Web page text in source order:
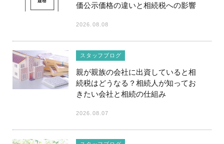
価公示価格の違いと相続税への影響
2026.08.08
スタッフブログ
親が親族の会社に出資していると相
続税はどうなる？相続人が知ってお
きたい会社と相続の仕組み
2026.08.07